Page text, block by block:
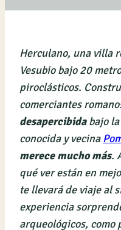
Herculano, una villa
Vesubio bajo 20
piroclásticos.
comerciantes
desapercibidabajo la
conocida y vecina
merece mucho más.
qué ver están en
te llevará de viaje al
experiencia
arqueológicos, como